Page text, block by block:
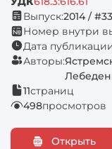
Выпуск:2014 /
Номер внутри
Дата
Авторы:
11страниц
498просмотров
Открыть